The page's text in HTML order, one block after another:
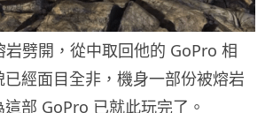
岩劈開，從中取回他的 GoPro 相
經面目全非，機身一部份被熔岩
部 GoPro 已就此玩完了。